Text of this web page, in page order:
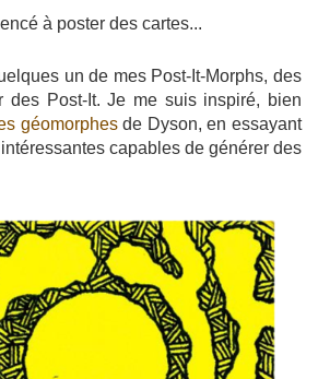
à poster des cartes...
un de mes Post-It-Morphs, des
des Post-It. Je me suis inspiré, bien
géomorphesde Dyson, en essayant
capables de générer des